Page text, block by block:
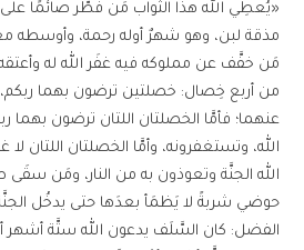
«يُعطِي الله هذا الثواب مَن فطَّر صائمًا على
مذقة لبن، وهو شهرٌ أوله رحمة، وأوسطه
مَن خفَّف عن مملوكه فيه غفَر الله له وأعتقه
من أربع خِصال: خصلتين ترضون بهما
عنهما؛ فأمَّا الخصلتان اللتان ترضون بهما
الله، وتستغفرونه، وأمَّا الخصلتان اللتان
الله الجنَّة وتعوذون به من النار، ومَن
الفضل: كان السَّلَف يدعون الله ستَّة أشهر